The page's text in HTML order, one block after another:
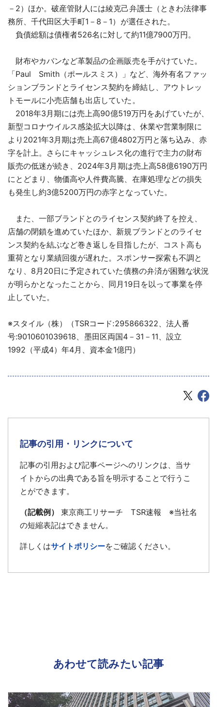
－2）ほか。破産管財人には綾克己弁護士（ときわ法律事
務所、千代田区大手町1－8－1）が選任された。
負債総額は債権者526名に対して約11億7900万円。
財布やカバンなど革製品の企画販売を手がけていた。
「Paul Smith（ポールスミス）」など、海外有名ファッ
ションブランドとライセンス契約を締結し、アウトレッ
トモールに小売店舗も出店していた。
2018年3月期には売上高90億519万円をあげていたが、
新型コロナウイルス感染拡大以降は、休業や営業制限に
より2021年3月期は売上高67億4802万円と落ち込み、赤
字を計上。さらにキャッシュレス化の進行で主力の財布
販売の低迷が続き、2024年3月期は売上高58億6190万円
にとどまり、物価高や人件費高騰、在庫処理などの損失
も発生し約3億5200万円の赤字となっていた。
また、一部ブランドとのライセンス契約終了を控え、
店舗の閉鎖を進めていたほか、新規ブランドとのライセ
ンス契約を結ぶなど巻き返しを目指したが、コスト高も
重荷となり業績回復が遅れた。スポンサー探索も不調と
なり、8月20日に予定されていた債務の弁済が困難な状況
が明らかとなったことから、同月19日を以って事業を停
止していた。
※スタイル（株）（TSRコード:295866322、法人番
号:9010601039618、墨田区両国4－31－11、設立
1992（平成4）年4月、資本金1億円）
記事の引用・リンクについて
記事の引用および記事ページへのリンクは、当サ
イトからの出典である旨を明示することで行うこ
とができます。
（記載例）
東京商工リサーチ TSR速報 ※当社名
の短縮表記はできません。
詳しくはサイトポリシーをご確認ください。
あわせて読みたい記事